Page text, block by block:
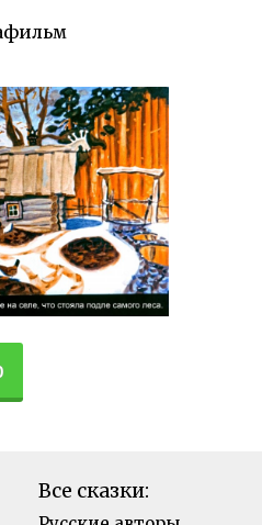
Все сказки: